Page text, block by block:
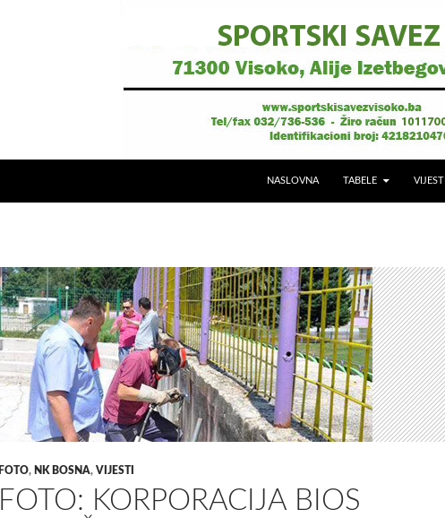
NASLOVNA TABELE VIJESTI
FOTO, NK BOSNA, VIJESTI
FOTO: KORPORACIJA BIOS